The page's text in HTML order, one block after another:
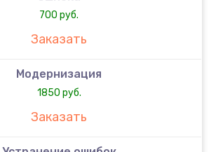
700 руб.
Заказать
Модернизация
1850 руб.
Заказать